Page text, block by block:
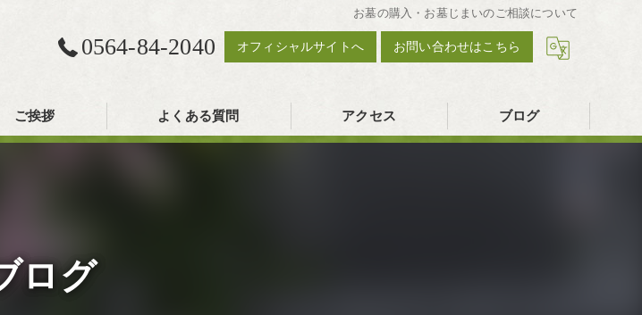
お墓の購入・お墓じまいのご相談について
0564-84-2040 オフィシャルサイトへ お問い合わせはこちら
ご挨拶 よくある質問 アクセス ブログ
ログ